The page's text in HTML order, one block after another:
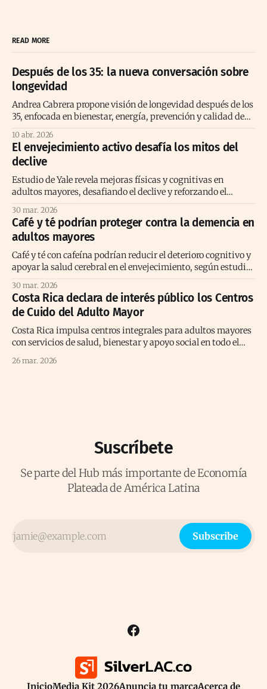
READ MORE
Después de los 35: la nueva conversación sobre
longevidad
Andrea Cabrera propone visión de longevidad después de los
35, enfocada en bienestar, energía, prevención y calidad de
vida consciente
10 abr. 2026
El envejecimiento activo desafía los mitos del
declive
Estudio de Yale revela mejoras físicas y cognitivas en
adultos mayores, desafiando el declive y reforzando el
30 mar. 2026
Café y té podrían proteger contra la demencia en
adultos mayores
Café y té con cafeína podrían reducir el deterioro cognitivo y
apoyar la salud cerebral en el envejecimiento, según estudio
30 mar. 2026
Costa Rica declara de interés público los Centros
de Cuido del Adulto Mayor
Costa Rica impulsa centros integrales para adultos mayores
con servicios de salud, bienestar y apoyo social en todo el
26 mar. 2026
Suscríbete
Se parte del Hub más importante de Economía
Plateada de América Latina
Subscribe
InicioMedia Kit 2026Anuncia tu marcaAcerca de